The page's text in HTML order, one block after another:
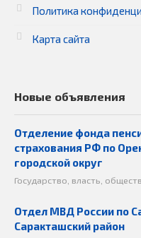
Политика
Карта сайта
Новые объявления
Отделение фонда
страхования РФ по
городской округ
Государство, власть,
Отдел МВД России по
Саракташский район